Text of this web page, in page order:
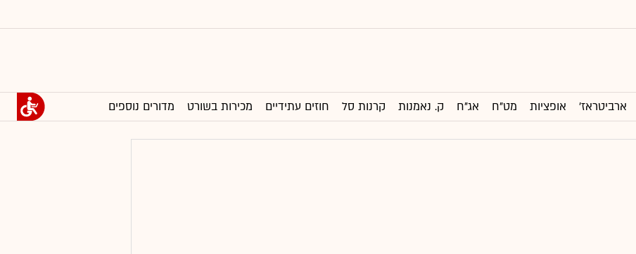
ארביטראז' אופציות מט"ח אג"ח ק. נאמנות קרנות סל חוזים עתידיים מכירות בשורט מדורים נוספים